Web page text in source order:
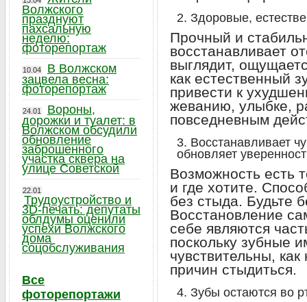
Здоровые,
Прочный и
восстанавливает
выглядит,
как естественный
привести к
жеванию, улыбке,
повседневным
Восстанавливает
обновляет
Возможность есть
и где хотите.
без стыда. Будьте
Восстановление
себе являются
поскольку зубные
чувствительны,
причин стыдиться.
Зубы остаются во
Волжского
празднуют
пахсальную
неделю:
фоторепортаж
10.04
В Волжском
зацвела весна:
фоторепортаж
24.01
Вороны,
дорожки и туалет: в
Волжском обсудили
обновление
заброшенного
участка сквера на
улице Советской
22.01
Трудоустройство и
3D-печать: депутаты
облдумы оценили
успехи Волжского
дома
соцобслуживания
Все
фоторепортажи